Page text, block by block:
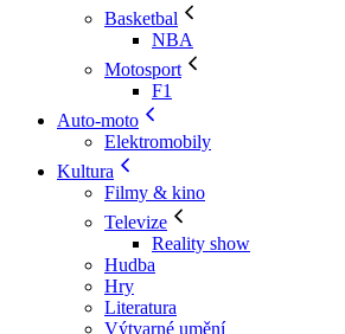
Basketbal
NBA
Motosport
F1
Auto-moto
Elektromobily
Kultura
Filmy & kino
Televize
Reality show
Hudba
Hry
Literatura
Výtvarné umění